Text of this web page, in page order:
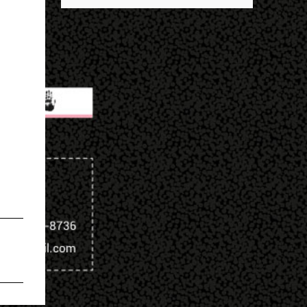
entrar no exército’… Essas coisas me fizeram
entrar no exército. Eu disse; ‘vou mostrar
par...
destaques é seu status de relacionamento
amoroso. Em maio deste ano, Mbappé foi
visto pela primeira vez ao lado de Inès Rau .
A modelo trans, então, passou a ser
apontada como namorada do atleta. No
entanto, os dois nunca confirmaram que a
relação existe. Quem é Inès Rau? Inès Rau é
uma modelo de descendência argelina
nascida em Paris, França. Ela ficou famosa
ao se tornar a primeira playmate trans da
Playboy , em novembro de 2017. Ela realizou
uma cirurgia de redesignação sexual aos 18
anos, mas sua identidade transgênero só se
tornou publica quando ela posou na revista
e lançou sua biografia 'Femme' , publicada
em 2018. "Eu vivi muito tempo sem falar
que era transgênero, Eu namorei muito e
quase esqueci. Eu ti...